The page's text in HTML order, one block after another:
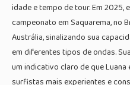
idade e tempo de tour. Em 2025,
campeonato em Saquarema, no
Austrália, sinalizando sua
em diferentes tipos de ondas.
um indicativo claro de que
surfistas mais experientes e